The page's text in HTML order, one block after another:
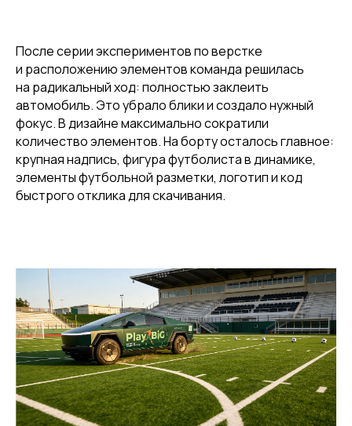
После серии экспериментов по верстке
и расположению элементов команда решилась
на радикальный ход: полностью заклеить
автомобиль. Это убрало блики и создало нужный
фокус. В дизайне максимально сократили
количество элементов. На борту осталось главное:
крупная надпись, фигура футболиста в динамике,
элементы футбольной разметки, логотип и код
быстрого отклика для скачивания.